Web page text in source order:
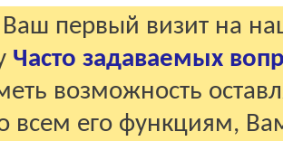
Ваш первый визит на
Часто задаваемых
возможность
всем его функциям,